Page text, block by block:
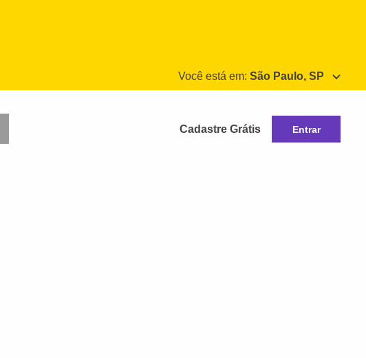
Você está em: São Paulo, SP
Cadastre Grátis Entrar